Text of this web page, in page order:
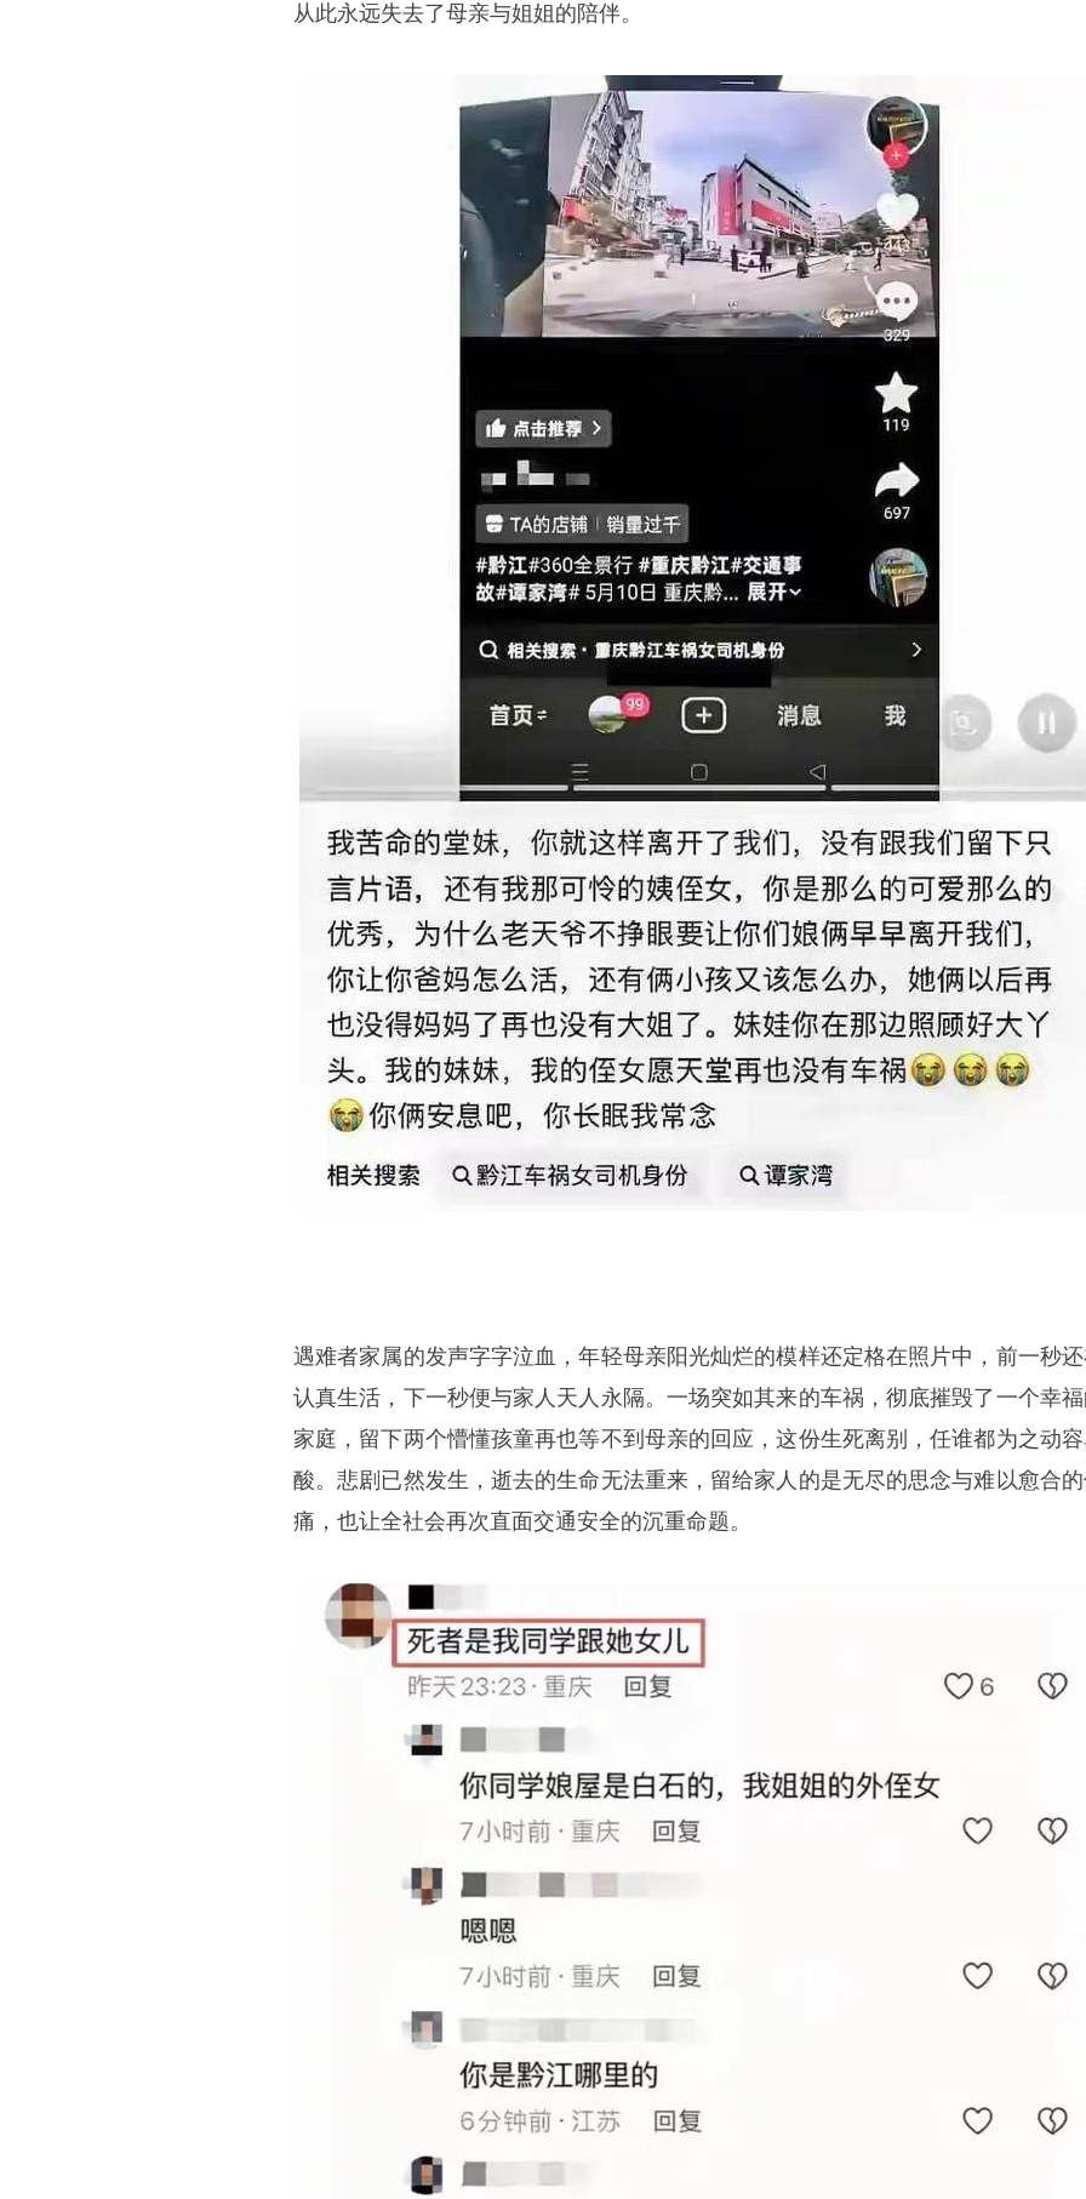
从此永远失去了母亲与姐姐的陪伴。
遇难者家属的发声字字泣血，年轻母亲阳光灿烂的模样还定格在照片中，前一秒
认真生活，下一秒便与家人天人永隔。一场突如其来的车祸，彻底摧毁了一个幸
家庭，留下两个懵懂孩童再也等不到母亲的回应，这份生死离别，任谁都为之动
酸。悲剧已然发生，逝去的生命无法重来，留给家人的是无尽的思念与难以愈合
痛，也让全社会再次直面交通安全的沉重命题。